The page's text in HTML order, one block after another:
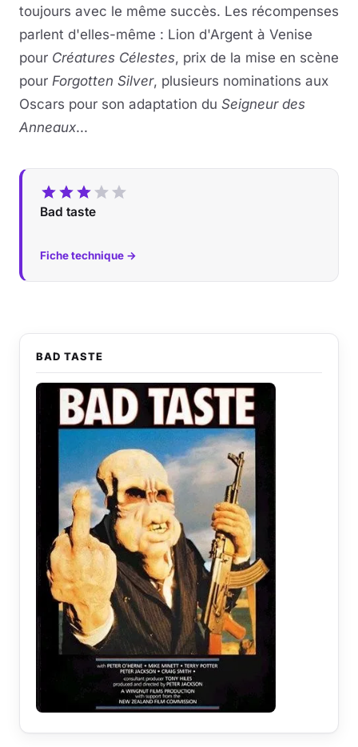
toujours avec le même succès. Les récompenses
parlent d'elles-même : Lion d'Argent à Venise
pour Créatures Célestes, prix de la mise en scène
pour Forgotten Silver, plusieurs nominations aux
Oscars pour son adaptation du Seigneur des
Anneaux...
Bad taste
Fiche technique →
BAD TASTE